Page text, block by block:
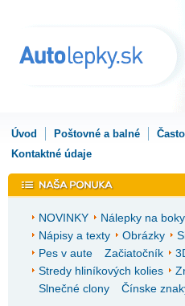
Úvod Poštovné a balné
Kontaktné údaje
NOVINKY Nálepky na boky
Nápisy a texty
Obrázky
Pes v aute
Začiatočník
Stredy hliníkových kolies
Slnečné clony
Čínske